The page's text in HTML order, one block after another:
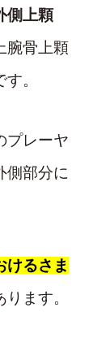
側上顆
腕骨上顆
。
プレーヤ
側部分に
けるさま
ます。